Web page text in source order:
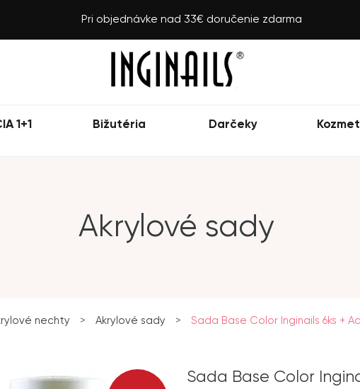
Pri objednávke nad 33€ doručenie zdarma
1+1 Bižutéria Darčeky
Akrylové sady
nechty > Akrylové sady > Sada Base Color Inginails 6ks +
Sada Base Color